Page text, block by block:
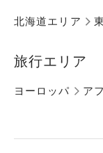
北海道エリア
旅行エリア
ヨーロッパ ア